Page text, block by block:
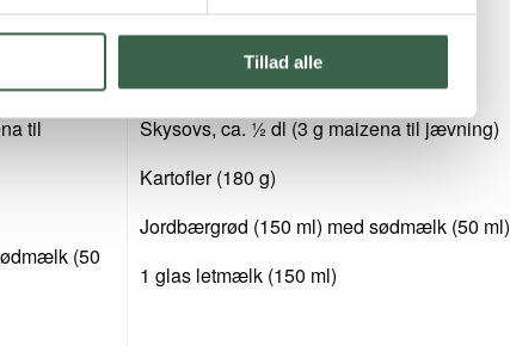
Tillad alle
til
(50
Majskerner, frosne (50 g)
Skysovs, ca. ½ dl (3 g maizena til jævning)
Kartofler (180 g)
Jordbærgrød (150 ml) med sødmælk (50 ml)
1 glas letmælk (150 ml)